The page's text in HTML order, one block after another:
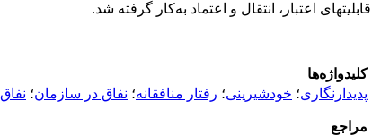
قابلیت­های اعتبار، انتقال و اعتماد به‌کار گرفته شد.
کلیدواژه‌ها
پدیدارنگاری؛ خودشیرینی؛ رفتار منافقانه؛ نفاق در سازمان؛ نفاق
مراجع